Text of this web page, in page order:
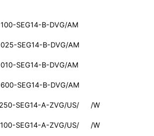
SEG14-B-DVG/AM
SEG14-B-DVG/AM
SEG14-B-DVG/AM
SEG14-B-DVG/AM
SEG14-A-ZVG/US/ /W
SEG14-A-ZVG/US/ /W